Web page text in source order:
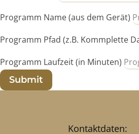
Programm Name (aus dem Gerät)
Programm Pfad (z.B. Kommplette
Programm Laufzeit (in Minuten)
Submit
Kontaktdaten: